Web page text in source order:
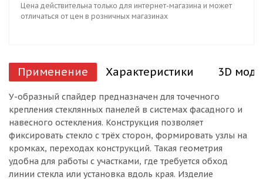
Цена действительна только для интернет-магазина и может
отличаться от цен в розничных магазинах
Применение Характеристики 3D
У-образный спайдер предназначен для точечного
крепления стеклянных панелей в системах фасадного и
навесного остекления. Конструкция позволяет
фиксировать стекло с трёх сторон, формировать узлы на
кромках, переходах конструкций. Такая геометрия
удобна для работы с участками, где требуется обход
линии стекла или установка вдоль края. Изделие